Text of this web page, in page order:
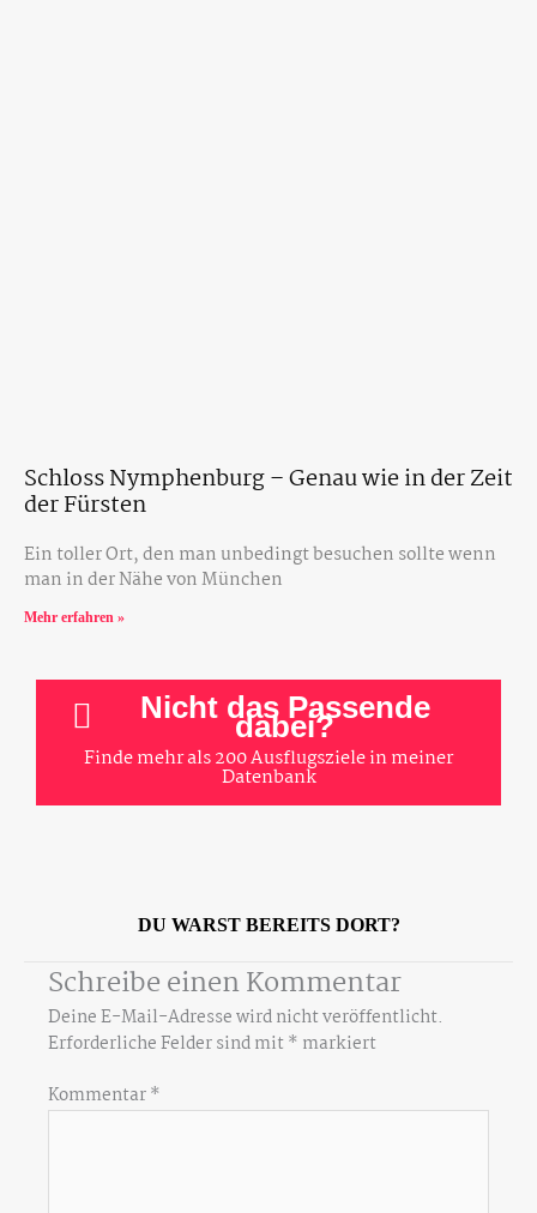
Schloss Nymphenburg – Genau wie in der Zeit
der Fürsten
Ein toller Ort, den man unbedingt besuchen sollte wenn
man in der Nähe von München
Mehr erfahren »
Nicht das Passende
dabei?
Finde mehr als 200 Ausflugsziele in meiner
Datenbank
DU WARST BEREITS DORT?
Schreibe einen Kommentar
Deine E-Mail-Adresse wird nicht veröffentlicht.
Erforderliche Felder sind mit* markiert
Kommentar*